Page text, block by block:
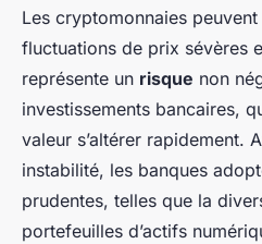
Les cryptomonnaies
fluctuations de prix sévères
représente un risque non
investissements bancaires,
valeur s’altérer rapidement.
instabilité, les banques
prudentes, telles que la
portefeuilles d’actifs